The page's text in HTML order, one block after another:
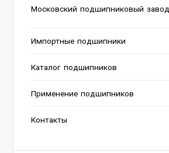
Московский подшипниковый завод
Импортные подшипники
Каталог подшипников
Применение подшипников
Контакты